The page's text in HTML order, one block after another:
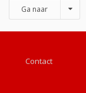
Ga naar
Contact